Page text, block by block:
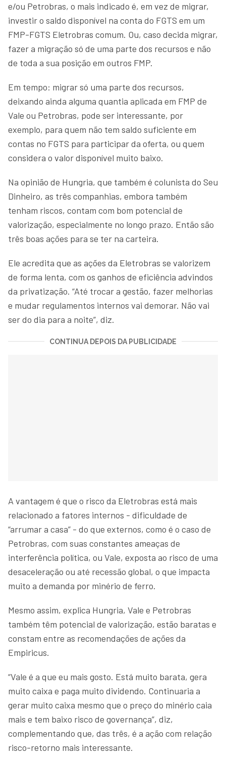
e/ou Petrobras, o mais indicado é, em vez de migrar,
investir o saldo disponível na conta do FGTS em um
FMP-FGTS Eletrobras comum. Ou, caso decida migrar,
fazer a migração só de uma parte dos recursos e não
de toda a sua posição em outros FMP.
Em tempo: migrar só uma parte dos recursos,
deixando ainda alguma quantia aplicada em FMP de
Vale ou Petrobras, pode ser interessante, por
exemplo, para quem não tem saldo suficiente em
contas no FGTS para participar da oferta, ou quem
considera o valor disponível muito baixo.
Na opinião de Hungria, que também é colunista do Seu
Dinheiro, as três companhias, embora também
tenham riscos, contam com bom potencial de
valorização, especialmente no longo prazo. Então são
três boas ações para se ter na carteira.
Ele acredita que as ações da Eletrobras se valorizem
de forma lenta, com os ganhos de eficiência advindos
da privatização. “Até trocar a gestão, fazer melhorias
e mudar regulamentos internos vai demorar. Não vai
ser do dia para a noite”, diz.
CONTINUA DEPOIS DA PUBLICIDADE
A vantagem é que o risco da Eletrobras está mais
relacionado a fatores internos - dificuldade de
“arrumar a casa” - do que externos, como é o caso de
Petrobras, com suas constantes ameaças de
interferência política, ou Vale, exposta ao risco de uma
desaceleração ou até recessão global, o que impacta
muito a demanda por minério de ferro.
Mesmo assim, explica Hungria, Vale e Petrobras
também têm potencial de valorização, estão baratas e
constam entre as recomendações de ações da
Empiricus.
“Vale é a que eu mais gosto. Está muito barata, gera
muito caixa e paga muito dividendo. Continuaria a
gerar muito caixa mesmo que o preço do minério caia
mais e tem baixo risco de governança”, diz,
complementando que, das três, é a ação com relação
risco-retorno mais interessante.